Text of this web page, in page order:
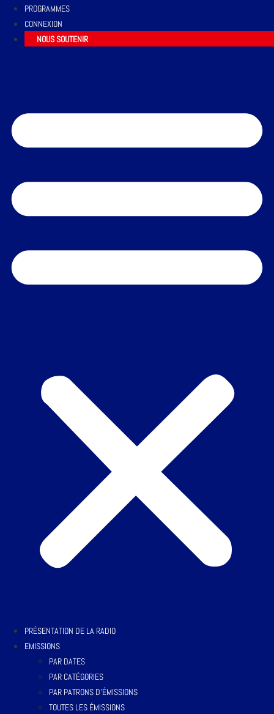
PROGRAMMES
CONNEXION
NOUS SOUTENIR
PRÉSENTATION DE LA RADIO
EMISSIONS
PAR DATES
PAR CATÉGORIES
PAR PATRONS D’ÉMISSIONS
TOUTES LES ÉMISSIONS